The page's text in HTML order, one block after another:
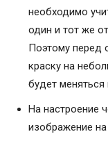
необходимо
один и тот же
Поэтому перед
краску на
будет
На настроение
изображение на